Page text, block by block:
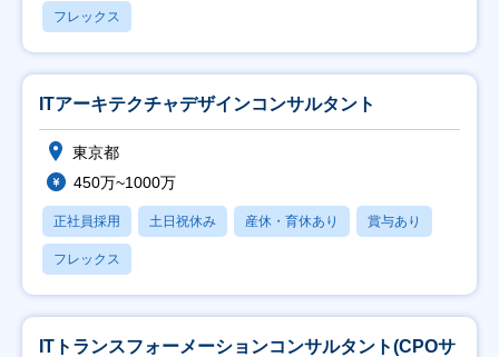
フレックス
ITアーキテクチャデザインコンサルタント
東京都
450万~1000万
正社員採用 土日祝休み 産休・育休あり 賞与あり
フレックス
ITトランスフォーメーションコンサルタント(CPOサ